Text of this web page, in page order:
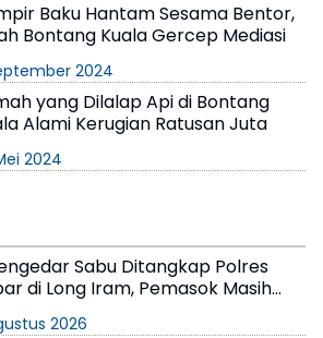
Baku Hantam Sesama Bentor,
Bontang Kuala Gercep Mediasi
2024
yang Dilalap Api di Bontang
Alami Kerugian Ratusan Juta
2024
Sabu Ditangkap Polres
di Long Iram, Pemasok Masih
2026